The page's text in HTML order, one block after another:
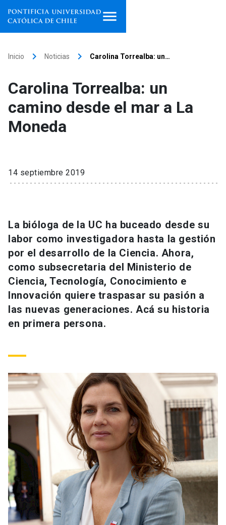
Facultades, escuelas e
institutos
Investigación
Extensión
Universidad
Información para keyboard_arrow_down
Futuros estudiantes
Estudiantes
Personal
Alumni launch
Padres y familia
Vecinos launch
Go to english site launch
ACCESOS DIRECTOS
Admisión launch
Correo UC
Biblioteca launch
Donaciones
Inicio keyboard_arrow_right Noticias keyboard_arrow_right Carolina Torrealba: un…
Carolina Torrealba: un
camino desde el mar a La
Moneda
14 septiembre 2019
La bióloga de la UC ha buceado desde su
labor como investigadora hasta la gestión
por el desarrollo de la Ciencia. Ahora,
como subsecretaria del Ministerio de
Ciencia, Tecnología, Conocimiento e
Innovación quiere traspasar su pasión a
las nuevas generaciones. Acá su historia
en primera persona.